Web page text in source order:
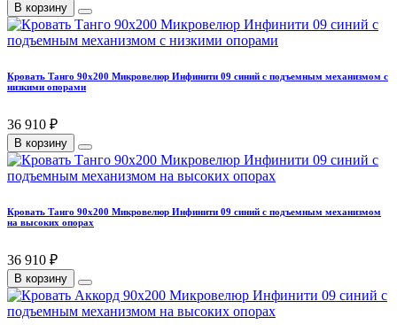
В корзину
Кровать Танго 90х200 Микровелюр Инфинити 09 синий с подъемным механизмом с
низкими опорами
36 910 ₽
В корзину
Кровать Танго 90х200 Микровелюр Инфинити 09 синий с подъемным механизмом
на высоких опорах
36 910 ₽
В корзину